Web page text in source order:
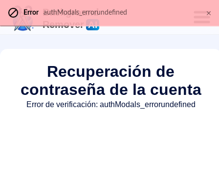
Background
Remover AI
Recuperación de
contraseña de la cuenta
Error de verificación: authModals_errorundefined
Error authModals_errorundefined